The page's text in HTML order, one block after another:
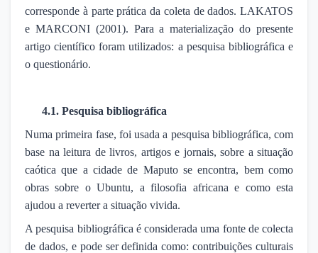
corresponde à parte prática da coleta de dados. LAKATOS
e MARCONI (2001). Para a materialização do presente
artigo científico foram utilizados: a pesquisa bibliográfica e
o questionário.
4.1. Pesquisa bibliográfica
Numa primeira fase, foi usada a pesquisa bibliográfica, com
base na leitura de livros, artigos e jornais, sobre a situação
caótica que a cidade de Maputo se encontra, bem como
obras sobre o Ubuntu, a filosofia africana e como esta
ajudou a reverter a situação vivida.
A pesquisa bibliográfica é considerada uma fonte de colecta
de dados, e pode ser definida como: contribuições culturais